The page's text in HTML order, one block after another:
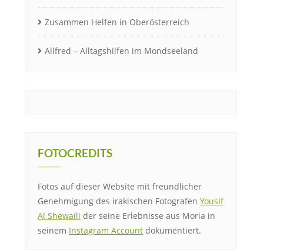
Zusammen Helfen in Oberösterreich
Allfred – Alltagshilfen im Mondseeland
FOTOCREDITS
Fotos auf dieser Website mit freundlicher
Genehmigung des irakischen Fotografen Yousif
Al Shewaili der seine Erlebnisse aus Moria in
seinem Instagram Account dokumentiert.